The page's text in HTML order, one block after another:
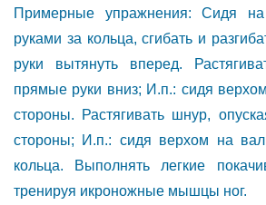
Примерные упражнения: Сидя
руками за кольца, сгибать и
руки вытянуть вперед.
прямые руки вниз; И.п.: сидя
стороны. Растягивать шнур,
стороны; И.п.: сидя верхом на
кольца. Выполнять легкие
тренируя икроножные мышцы ног.